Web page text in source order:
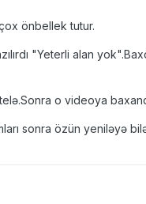
önbellek tutur.
"Yeterli alan
o videoya
sonra özün yeniləyə